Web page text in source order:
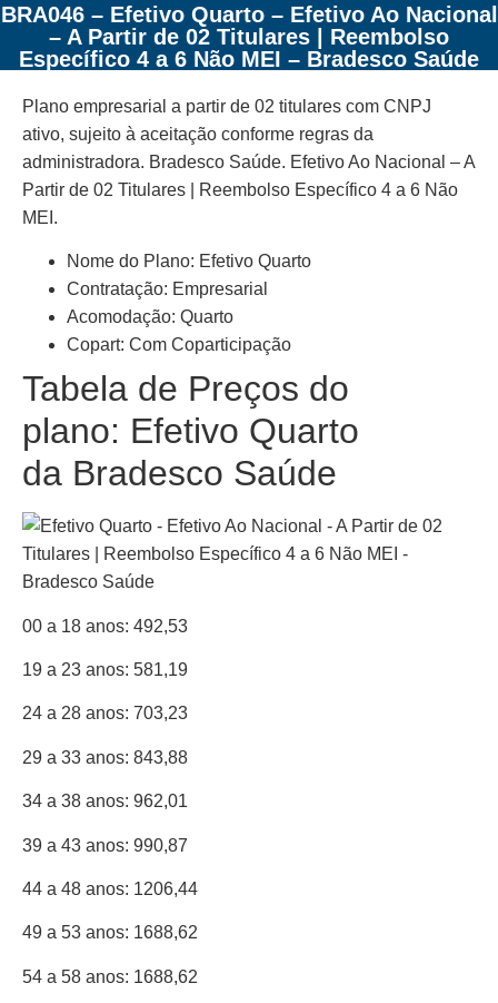
BRA046 – Efetivo Quarto – Efetivo Ao Nacional
– A Partir de 02 Titulares | Reembolso
Específico 4 a 6 Não MEI – Bradesco Saúde
Plano empresarial a partir de 02 titulares com CNPJ
ativo, sujeito à aceitação conforme regras da
administradora. Bradesco Saúde. Efetivo Ao Nacional – A
Partir de 02 Titulares | Reembolso Específico 4 a 6 Não
MEI.
Nome do Plano: Efetivo Quarto
Contratação: Empresarial
Acomodação: Quarto
Copart: Com Coparticipação
Tabela de Preços do
plano: Efetivo Quarto
da Bradesco Saúde
00 a 18 anos: 492,53
19 a 23 anos: 581,19
24 a 28 anos: 703,23
29 a 33 anos: 843,88
34 a 38 anos: 962,01
39 a 43 anos: 990,87
44 a 48 anos: 1206,44
49 a 53 anos: 1688,62
54 a 58 anos: 1688,62